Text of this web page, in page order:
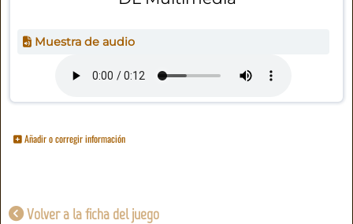
Muestra de audio
Añadir o corregir información
Volver a la ficha del juego